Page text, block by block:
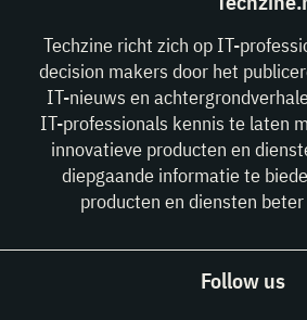
Techzine richt zich op IT-
decision makers door het
IT-nieuws en
IT-professionals kennis te laten
innovatieve producten en
diepgaande informatie te
producten en diensten
Follow us